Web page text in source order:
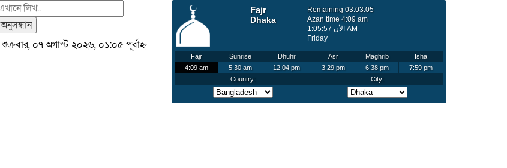
অনুসন্ধান
শুক্রবার, ০৭ অগাস্ট ২০২৬, ০১:০৫ পূর্বাহ্ন